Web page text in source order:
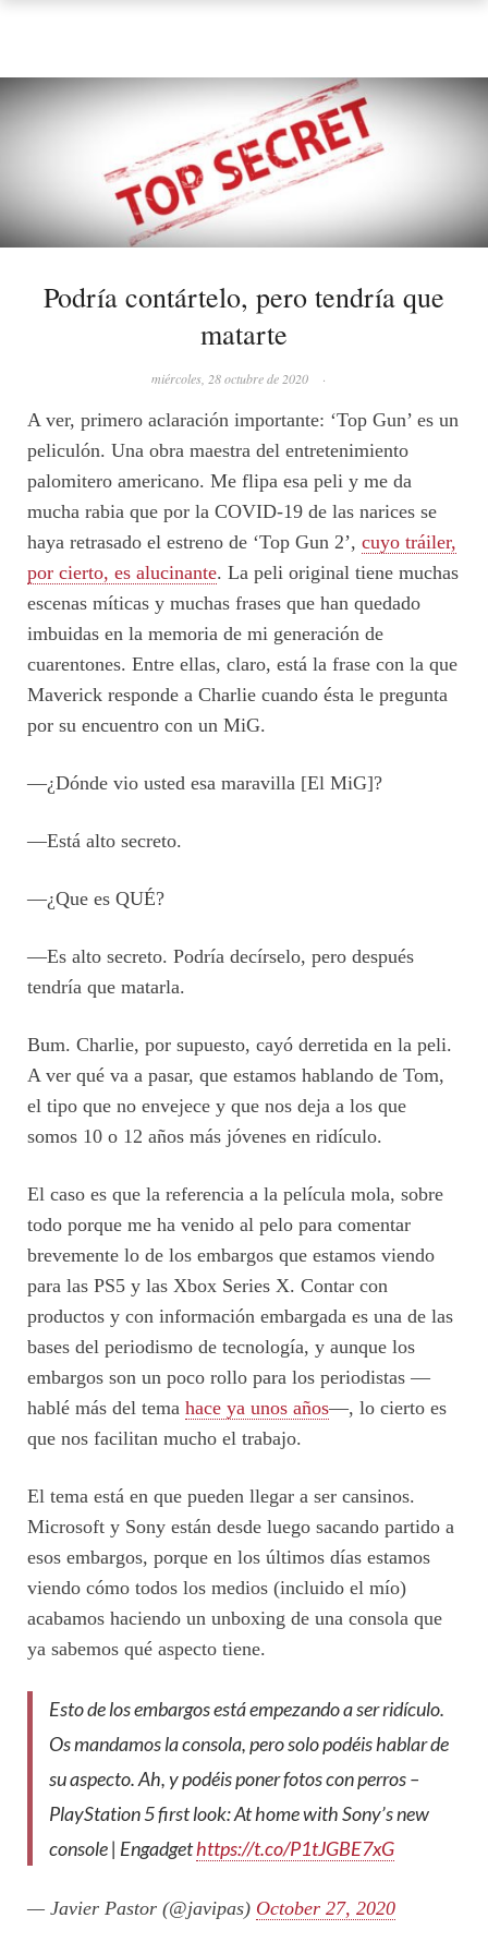
Podría contártelo, pero tendría que
matarte
miércoles, 28 octubre de 2020 ·
A ver, primero aclaración importante: ‘Top Gun’ es un
peliculón. Una obra maestra del entretenimiento
palomitero americano. Me flipa esa peli y me da
mucha rabia que por la COVID-19 de las narices se
haya retrasado el estreno de ‘Top Gun 2’, cuyo tráiler,
por cierto, es alucinante. La peli original tiene muchas
escenas míticas y muchas frases que han quedado
imbuidas en la memoria de mi generación de
cuarentones. Entre ellas, claro, está la frase con la que
Maverick responde a Charlie cuando ésta le pregunta
por su encuentro con un MiG.
—¿Dónde vio usted esa maravilla [El MiG]?
—Está alto secreto.
—¿Que es QUÉ?
—Es alto secreto. Podría decírselo, pero después
tendría que matarla.
Bum. Charlie, por supuesto, cayó derretida en la peli.
A ver qué va a pasar, que estamos hablando de Tom,
el tipo que no envejece y que nos deja a los que
somos 10 o 12 años más jóvenes en ridículo.
El caso es que la referencia a la película mola, sobre
todo porque me ha venido al pelo para comentar
brevemente lo de los embargos que estamos viendo
para las PS5 y las Xbox Series X. Contar con
productos y con información embargada es una de las
bases del periodismo de tecnología, y aunque los
embargos son un poco rollo para los periodistas —
hablé más del tema hace ya unos años—, lo cierto es
que nos facilitan mucho el trabajo.
El tema está en que pueden llegar a ser cansinos.
Microsoft y Sony están desde luego sacando partido a
esos embargos, porque en los últimos días estamos
viendo cómo todos los medios (incluido el mío)
acabamos haciendo un unboxing de una consola que
ya sabemos qué aspecto tiene.
Esto de los embargos está empezando a ser ridículo.
Os mandamos la consola, pero solo podéis hablar de
su aspecto. Ah, y podéis poner fotos con perros –
PlayStation 5 first look: At home with Sony’s new
console | Engadgethttps://t.co/P1tJGBE7xG
— Javier Pastor (@javipas) October 27, 2020